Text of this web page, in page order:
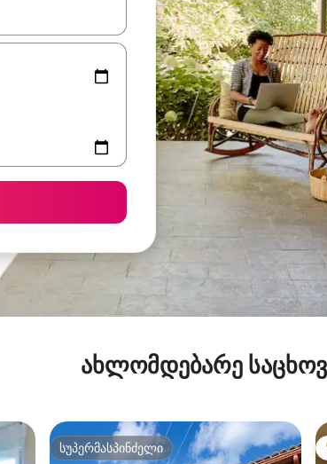
გახდება, ნავიგაციისთვის გამოიყენეთ კლავიშები
ახლომდებარე
სუპერმასპინძელი
სუპერმასპინძელი